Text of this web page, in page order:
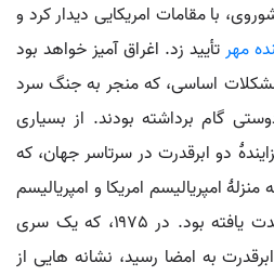
شوروی، با مقامات امریکایی دیدار کرد و
مهرتأیید زد. اغراق آمیز خواهد بود
اساسی، که منجر به جنگ سرد
گام برداشته بودند. از بسیاری
دو ابرقدرت در سرتاسر جهان، که
امپریالیسم امریکا و امپریالیسم
شوروی یاد می کردند، نیز شدت یافته بود. در ۱۹۷۵، که یک سری
به امضا رسید، نشانه هایی از